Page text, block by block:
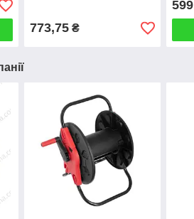
773,75₴
599